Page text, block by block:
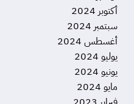
أكتوبر 2024
سبتمبر 2024
أغسطس 2024
يوليو 2024
يونيو 2024
مايو 2024